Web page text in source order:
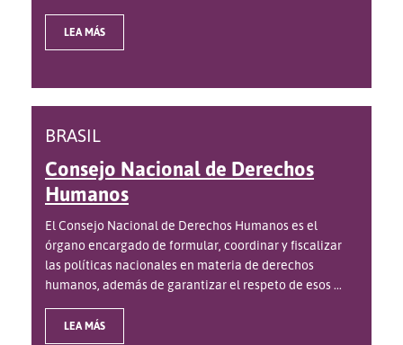
LEA MÁS
BRASIL
Consejo Nacional de Derechos
Humanos
El Consejo Nacional de Derechos Humanos es el
órgano encargado de formular, coordinar y fiscalizar
las políticas nacionales en materia de derechos
humanos, además de garantizar el respeto de esos ...
LEA MÁS